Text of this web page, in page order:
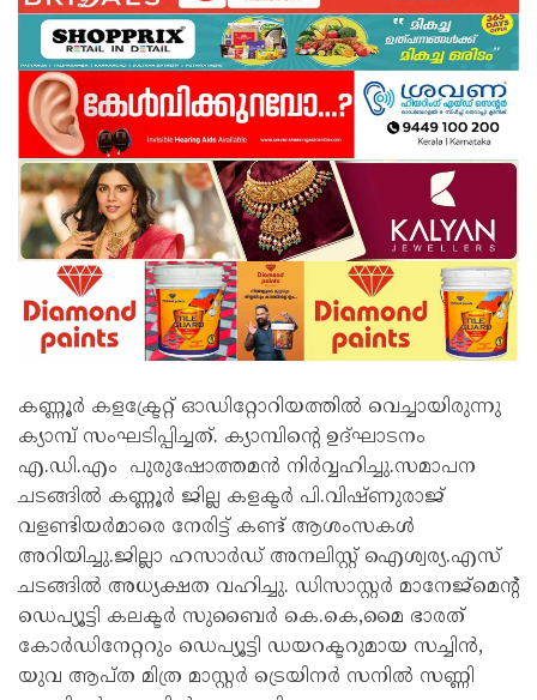
കണ്ണൂർ കളക്ട്രേറ്റ് ഓഡിറ്റോറിയത്തിൽ വെച്ചായിരുന്നു
ക്യാമ്പ് സംഘടിപ്പിച്ചത്. ക്യാമ്പിൻ്റെ ഉദ്ഘാടനം
എ.ഡി.എം പുരുഷോത്തമൻ നിർവ്വഹിച്ചു.സമാപന
ചടങ്ങിൽ കണ്ണൂർ ജില്ല കളക്ടർ പി.വിഷ്ണുരാജ്
വളണ്ടിയർമാരെ നേരിട്ട് കണ്ട് ആശംസകൾ
അറിയിച്ചു.ജില്ലാ ഹസാര്‍ഡ് അനലിസ്റ്റ് ഐശ്വര്യ.എസ്
ചടങ്ങിൽ അധ്യക്ഷത വഹിച്ചു. ഡിസാസ്റ്റര്‍ മാനേജ്‌മെൻ്റ്
ഡെപ്യൂട്ടി കലക്ടര്‍ സുബൈർ കെ.കെ,മൈ ഭാരത്
കോർഡിനേറ്ററും ഡെപ്യൂട്ടി ഡയറക്ടറുമായ സച്ചിൻ,
യുവ ആപ്ത മിത്ര മാസ്റ്റര്‍ ട്രെയിനര്‍ സനിൽ സണ്ണി